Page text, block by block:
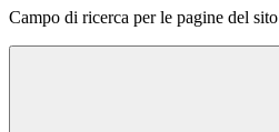
Campo di ricerca per le pagine del sito